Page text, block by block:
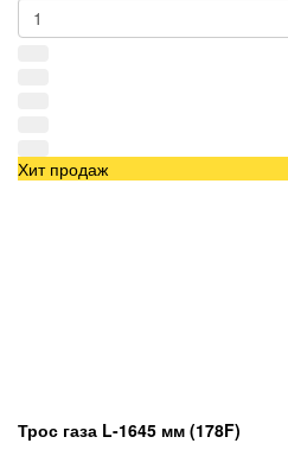
Хит продаж
Трос газа L-1645 мм (178F)